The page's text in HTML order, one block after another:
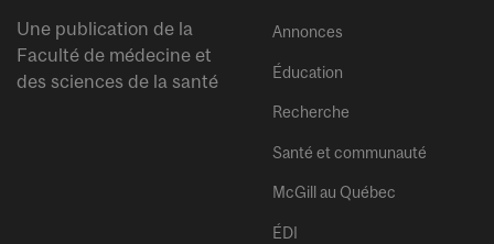
Une publication de la
Faculté de médecine et
des sciences de la santé
Annonces
Éducation
Recherche
Santé et communauté
McGill au Québec
ÉDI